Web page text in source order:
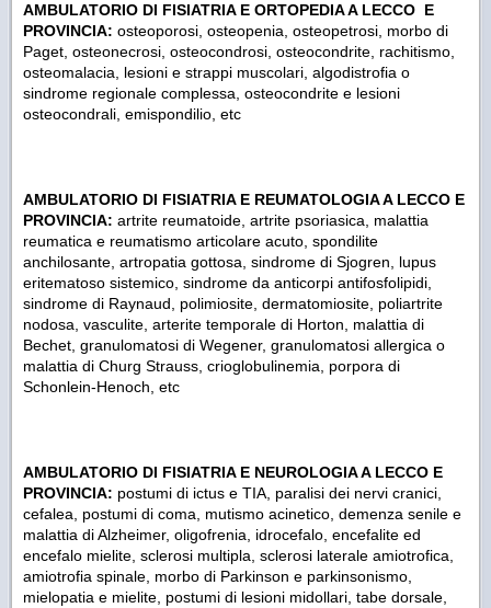
AMBULATORIO DI FISIATRIA E ORTOPEDIA A LECCO E
PROVINCIA: osteoporosi, osteopenia, osteopetrosi, morbo di
Paget, osteonecrosi, osteocondrosi, osteocondrite, rachitismo,
osteomalacia, lesioni e strappi muscolari, algodistrofia o
sindrome regionale complessa, osteocondrite e lesioni
osteocondrali, emispondilio, etc
AMBULATORIO DI FISIATRIA E REUMATOLOGIA A LECCO E
PROVINCIA: artrite reumatoide, artrite psoriasica, malattia
reumatica e reumatismo articolare acuto, spondilite
anchilosante, artropatia gottosa, sindrome di Sjogren, lupus
eritematoso sistemico, sindrome da anticorpi antifosfolipidi,
sindrome di Raynaud, polimiosite, dermatomiosite, poliartrite
nodosa, vasculite, arterite temporale di Horton, malattia di
Bechet, granulomatosi di Wegener, granulomatosi allergica o
malattia di Churg Strauss, crioglobulinemia, porpora di
Schonlein-Henoch, etc
AMBULATORIO DI FISIATRIA E NEUROLOGIA A LECCO E
PROVINCIA: postumi di ictus e TIA, paralisi dei nervi cranici,
cefalea, postumi di coma, mutismo acinetico, demenza senile e
malattia di Alzheimer, oligofrenia, idrocefalo, encefalite ed
encefalo mielite, sclerosi multipla, sclerosi laterale amiotrofica,
amiotrofia spinale, morbo di Parkinson e parkinsonismo,
mielopatia e mielite, postumi di lesioni midollari, tabe dorsale,